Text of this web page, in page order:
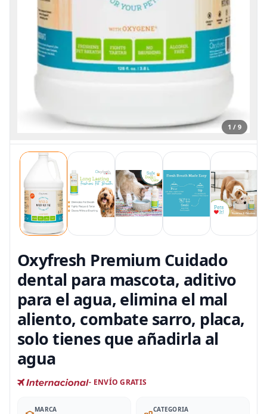
1 / 9
Oxyfresh Premium Cuidado
dental para mascota, aditivo
para el agua, elimina el mal
aliento, combate sarro, placa,
solo tienes que añadirla al
agua
- ENVÍO GRATIS
MARCA CATEGORIA